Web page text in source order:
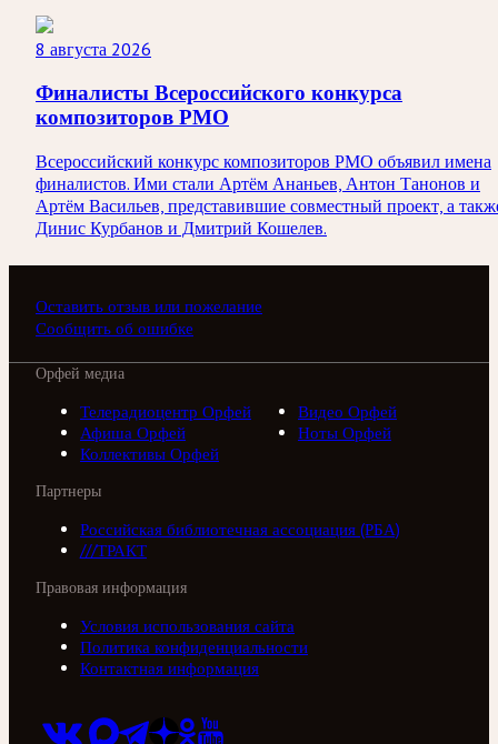
8 августа 2026
Финалисты Всероссийского конкурса
композиторов РМО
Всероссийский конкурс композиторов РМО объявил имена
финалистов. Ими стали Артём Ананьев, Антон Танонов и
Артём Васильев, представившие совместный проект, а
Динис Курбанов и Дмитрий Кошелев.
Оставить отзыв или пожелание
Сообщить об ошибке
Орфей медиа
Телерадиоцентр Орфей
Видео Орфей
Афиша Орфей
Ноты Орфей
Коллективы Орфей
Партнеры
Российская библиотечная ассоциация (РБА)
///ТРАКТ
Правовая информация
Условия использования сайта
Политика конфиденциальности
Контактная информация